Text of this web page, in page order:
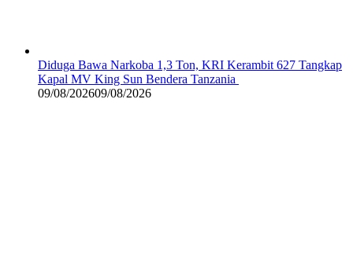
Diduga Bawa Narkoba 1,3 Ton, KRI Kerambit 627 Tangkap
Kapal MV King Sun Bendera Tanzania
09/08/202609/08/2026